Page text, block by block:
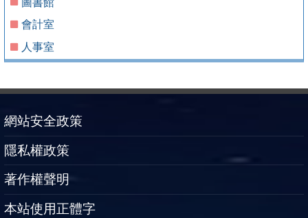
會計室
人事室
網站安全政策
隱私權政策
著作權聲明
本站使用正體字